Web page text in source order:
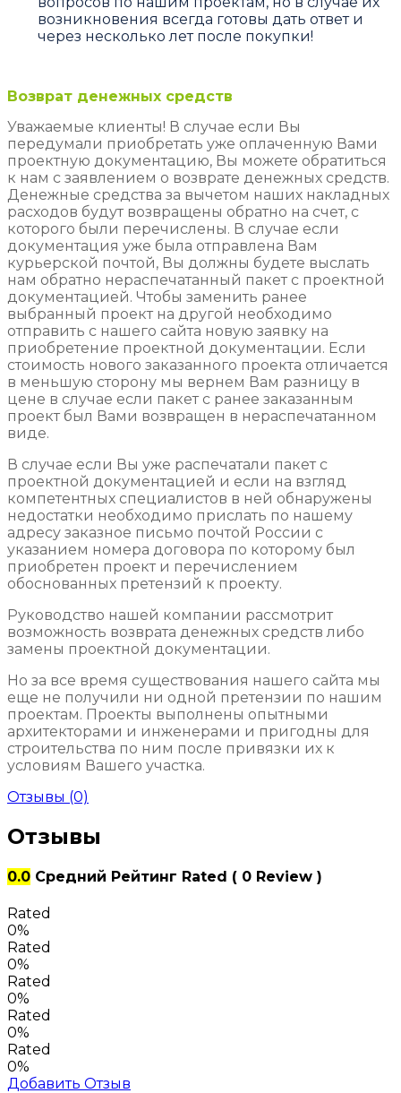
возникновения всегда готовы дать ответ и
через несколько лет после покупки!
Возврат денежных средств
Уважаемые клиенты! В случае если Вы
передумали приобретать уже оплаченную Вами
проектную документацию, Вы можете обратиться
к нам с заявлением о возврате денежных средств.
Денежные средства за вычетом наших накладных
расходов будут возвращены обратно на счет, с
которого были перечислены. В случае если
документация уже была отправлена Вам
курьерской почтой, Вы должны будете выслать
нам обратно нераспечатанный пакет с проектной
документацией. Чтобы заменить ранее
выбранный проект на другой необходимо
отправить с нашего сайта новую заявку на
приобретение проектной документации. Если
стоимость нового заказанного проекта отличается
в меньшую сторону мы вернем Вам разницу в
цене в случае если пакет с ранее заказанным
проект был Вами возвращен в нераспечатанном
виде.
В случае если Вы уже распечатали пакет с
проектной документацией и если на взгляд
компетентных специалистов в ней обнаружены
недостатки необходимо прислать по нашему
адресу заказное письмо почтой России с
указанием номера договора по которому был
приобретен проект и перечислением
обоснованных претензий к проекту.
Руководство нашей компании рассмотрит
возможность возврата денежных средств либо
замены проектной документации.
Но за все время существования нашего сайта мы
еще не получили ни одной претензии по нашим
проектам. Проекты выполнены опытными
архитекторами и инженерами и пригодны для
строительства по ним после привязки их к
условиям Вашего участка.
Отзывы (0)
Отзывы
0.0 Средний Рейтинг Rated ( 0 Review )
Rated
0%
Rated
0%
Rated
0%
Rated
0%
Rated
0%
Добавить Отзыв